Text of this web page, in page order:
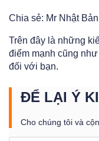
Chia sẻ: Mr Nhật Bản
Trên đây là những
điểm mạnh cũng
đối với bạn.
ĐỂ LẠI Ý
Cho chúng tôi và